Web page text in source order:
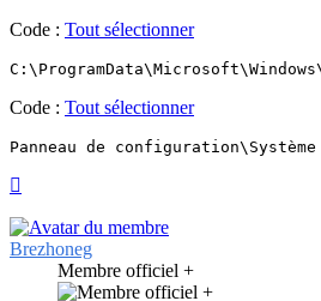
Code : Tout sélectionner
Code : Tout sélectionner
Panneau de
Brezhoneg
Membre officiel +